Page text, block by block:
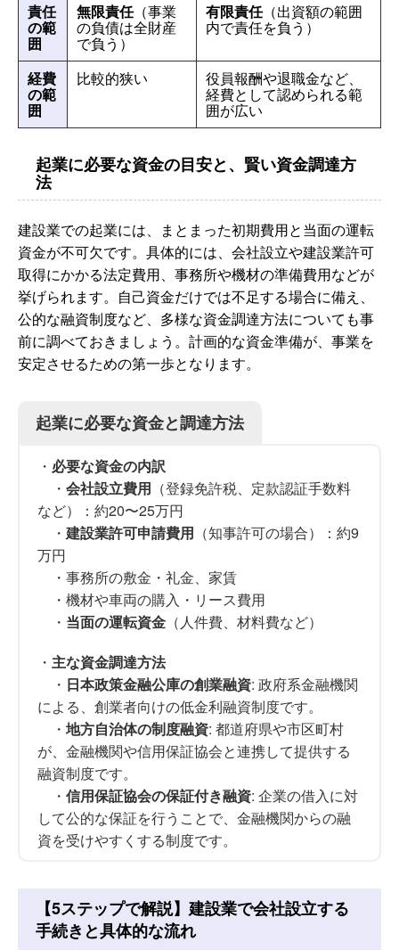
責任
の範
囲
無限責任（事業
の負債は全財産
で負う）
有限責任（出資額の範囲
内で責任を負う）
経費
の範
囲
比較的狭い 役員報酬や退職金など、
経費として認められる範
囲が広い
起業に必要な資金の目安と、賢い資金調達方
法
建設業での起業には、まとまった初期費用と当面の運転
資金が不可欠です。具体的には、会社設立や建設業許可
取得にかかる法定費用、事務所や機材の準備費用などが
挙げられます。自己資金だけでは不足する場合に備え、
公的な融資制度など、多様な資金調達方法についても事
前に調べておきましょう。計画的な資金準備が、事業を
安定させるための第一歩となります。
起業に必要な資金と調達方法
・ 必要な資金の内訳
・ 会社設立費用 （登録免許税、定款認証手数料
など）：約20〜25万円
・ 建設業許可申請費用 （知事許可の場合）：約9
万円
・事務所の敷金・礼金、家賃
・機材や車両の購入・リース費用
・ 当面の運転資金 （人件費、材料費など）
・ 主な資金調達方法
・ 日本政策金融公庫の創業融資: 政府系金融機関
による、創業者向けの低金利融資制度です。
・ 地方自治体の制度融資: 都道府県や市区町村
が、金融機関や信用保証協会と連携して提供する
融資制度です。
・ 信用保証協会の保証付き融資: 企業の借入に対
して公的な保証を行うことで、金融機関からの融
資を受けやすくする制度です。
【5ステップで解説】建設業で会社設立する
手続きと具体的な流れ